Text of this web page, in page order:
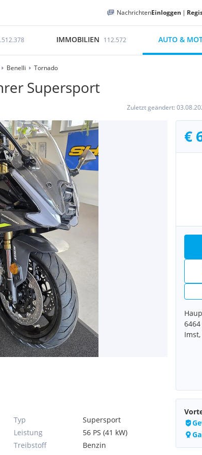
NachrichtenEinloggen |
IMMOBILIEN 112.572 AUTO &
Benelli Tornado
Supersport
Zuletzt geändert:
€
Typ
Supersport
Leistung
56 PS (41 kW)
Treibstoff
Benzin